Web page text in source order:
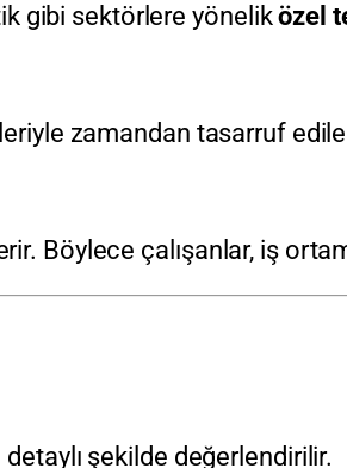
gibi sektörlere yöneliközel
zamandan tasarruf
Böylece çalışanlar, iş
şekilde değerlendirilir.